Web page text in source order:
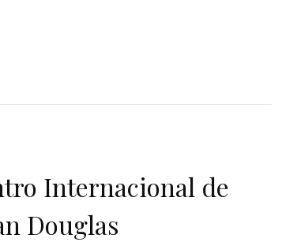
Internacional de
Douglas